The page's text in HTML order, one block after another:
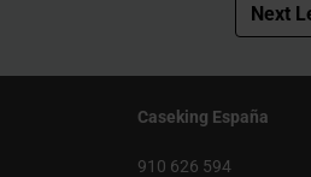
Next
Caseking España
910 626 594